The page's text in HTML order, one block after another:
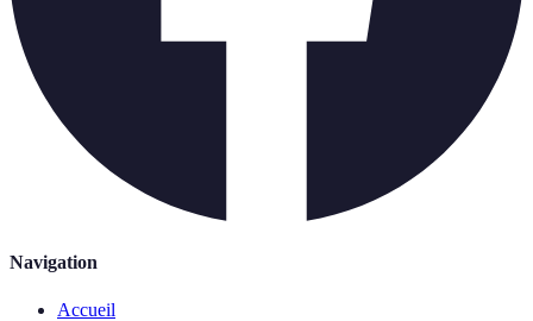
Navigation
Accueil